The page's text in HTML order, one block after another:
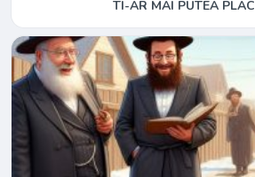
TI-AR MAI PUTEA